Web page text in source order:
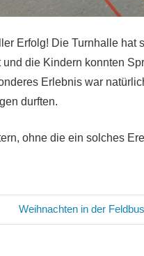
Erfolg! Die Turnhalle hat
die Kindern konnten
Erlebnis war
durften.
ohne die ein solches
Nächster
Beitrag:
Weihnachten in der